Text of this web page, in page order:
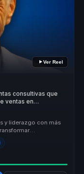
Ver Reel
consultivas que
ventas en
y liderazgo con más